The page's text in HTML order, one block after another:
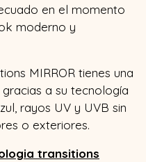
en el momento
moderno y
MIRROR tienes una
a su tecnología
rayos UV y UVB sin
o exteriores.
transitions